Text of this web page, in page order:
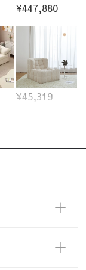
¥447,880
¥45,319